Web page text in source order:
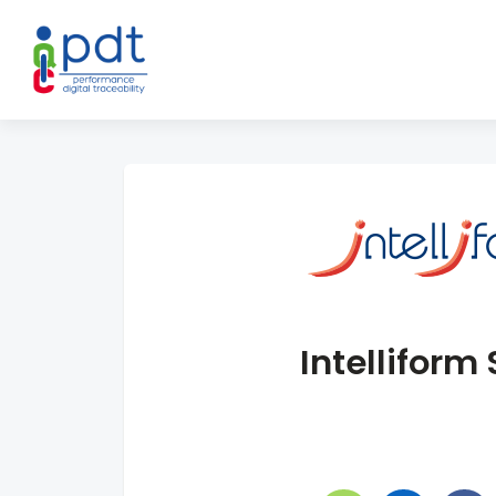
Intelliform